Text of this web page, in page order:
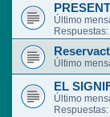
Último
Respuestas:
Último
EL
Último
Respuestas: